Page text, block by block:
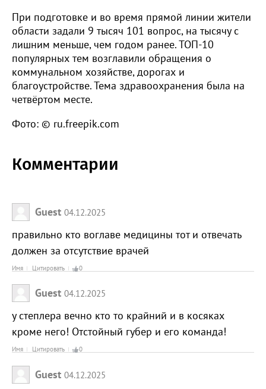
При подготовке и во время прямой линии жители
области задали 9 тысяч 101 вопрос, на тысячу с
лишним меньше, чем годом ранее. ТОП-10
популярных тем возглавили обращения о
коммунальном хозяйстве, дорогах и
благоустройстве. Тема здравоохранения была на
четвёртом месте.
Фото: © ru.freepik.com
Комментарии
Guest 04.12.2025
правильно кто воглаве медицины тот и отвечать
должен за отсутствие врачей
Имя Цитировать 0
Guest 04.12.2025
у степлера вечно кто то крайний и в косяках
кроме него! Отстойный губер и его команда!
Имя Цитировать 0
Guest 04.12.2025